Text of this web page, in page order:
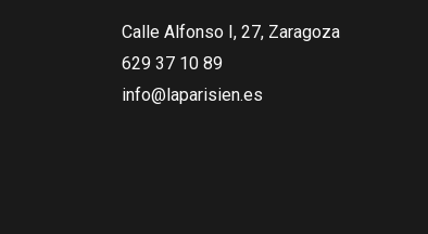
Calle Alfonso I, 27, Zaragoza
629 37 10 89
info@laparisien.es